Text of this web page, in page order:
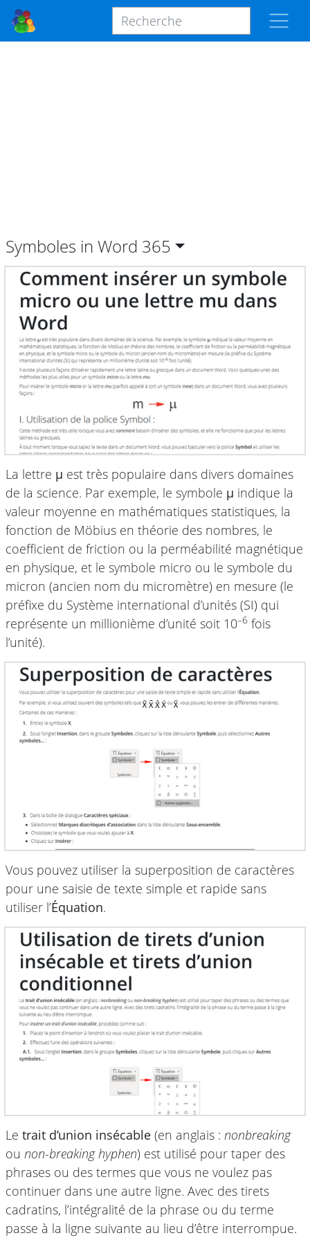
Symboles in Word 365
La lettre μ est très populaire dans divers domaines
de la science. Par exemple, le symbole μ indique la
valeur moyenne en mathématiques statistiques, la
fonction de Möbius en théorie des nombres, le
coefficient de friction ou la perméabilité magnétique
en physique, et le symbole micro ou le symbole du
micron (ancien nom du micromètre) en mesure (le
préfixe du Système international d’unités (SI) qui
représente un millionième d’unité soit 10–6 fois
l’unité).
Vous pouvez utiliser la superposition de caractères
pour une saisie de texte simple et rapide sans
utiliser l’Équation.
Le trait d’union insécable (en anglais : nonbreaking
ou non-breaking hyphen) est utilisé pour taper des
phrases ou des termes que vous ne voulez pas
continuer dans une autre ligne. Avec des tirets
cadratins, l’intégralité de la phrase ou du terme
passe à la ligne suivante au lieu d’être interrompue.